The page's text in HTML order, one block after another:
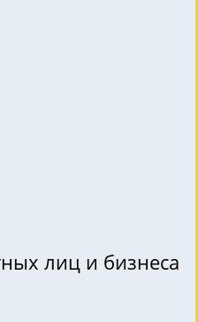
лиц и бизнеса